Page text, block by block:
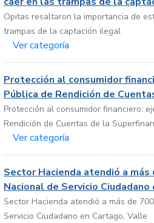
Opitas resaltaron la importancia de
trampas de la captación ilegal
Ver categoría
Protección al consumidor
Pública de Rendición de
Protección al consumidor financiero:
Rendición de Cuentas de la
Ver categoría
Sector Hacienda atendió a
Nacional de Servicio
Sector Hacienda atendió a más de
Servicio Ciudadano en Cartago, Valle